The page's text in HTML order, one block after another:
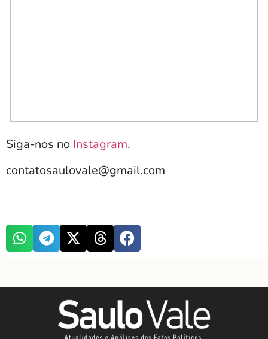
Siga-nos no Instagram.
contatosaulovale@gmail.com